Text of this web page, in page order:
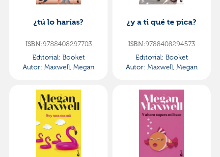
¿tú lo harías?
ISBN:9788408297703
Editorial: Booket
Autor: Maxwell, Megan
¿y a ti qué te pica?
ISBN:9788408294573
Editorial: Booket
Autor: Maxwell, Megan